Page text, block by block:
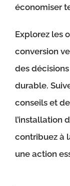
économiser
Explorez les
conversion
des
durable.
conseils et
l’installation
contribuez à
une action